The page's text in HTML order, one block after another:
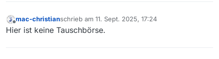
Offline
mac-christianschrieb am 11. Sept. 2025, 17:24
zuletzt editiert von
Hier ist keine Tauschbörse.